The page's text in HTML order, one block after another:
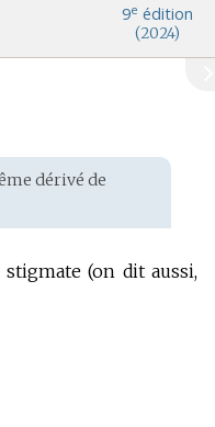
9e édition
(2024)
dérivé de
(on dit aussi,